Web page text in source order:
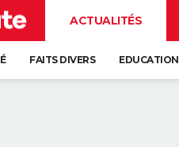
ACTUALITÉS
FAITS DIVERS EDUCATION